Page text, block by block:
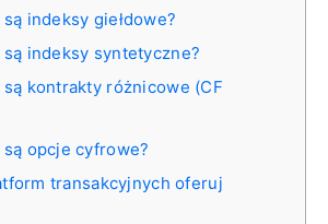
są indeksy giełdowe?
są indeksy syntetyczne?
są kontrakty różnicowe (CF
są opcje cyfrowe?
transakcyjnych oferuj